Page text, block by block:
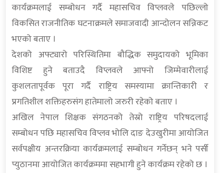
कार्यक्रमलाई सम्बोधन गर्दै महासचिव विप्लवले पछिल्लो
विकसित राजनीतिक घटनाक्रमले समाजवादी आन्दोलन सन्निकट
भएको बताए ।
देशको अफ्ट्यारो परिस्थितिमा बौद्धिक समुदायको भूमिका
विशिष्ट हुने बताउदै विप्लवले आफ्नो जिम्मेवारीलाई
कुशलतापूर्वक पूरा गर्दै राष्ट्रिय समस्यामा क्रान्तिकारी र
प्रगतिशील शक्तिहरुसंग हातेमालो जरुरी रहेको बताए ।
अखिल नेपाल शिक्षक संगठनको तेस्रो राष्ट्रिय परिषदलाई
सम्बोधन पछि महासचिव विप्लव भोलि दाङ देउखुरीमा आयोजित
सर्वपक्षीय अन्तरक्रिया कार्यक्रमलाई सम्बोधन गर्नेछन् भने पर्सी
प्युठानमा आयोजित कार्यक्रममा सहभागी हुने कार्यक्रम रहेको छ ।